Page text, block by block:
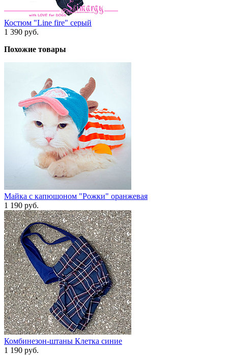
Костюм "Line fire" серый
1 390 руб.
Похожие товары
Майка с капюшоном "Рожки" оранжевая
1 190 руб.
Комбинезон-штаны Клетка синие
1 190 руб.